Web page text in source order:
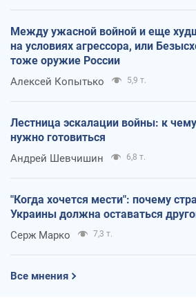
Между ужасной войной и еще
на условиях агрессора, или
тоже оружие России
Алексей Копытько 5,9 т.
Лестница эскалации войны: к
нужно готовиться
Андрей Шевчишин 6,8 т.
"Когда хочется мести": почему
Украины должна оставаться
Серж Марко 7,3 т.
Все мнения